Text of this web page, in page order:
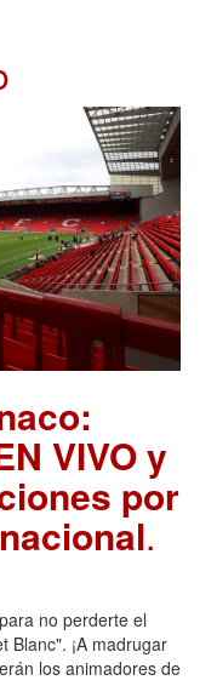
VIVO y
por
.
no perderte el
Blanc". ¡A madrugar
los animadores de